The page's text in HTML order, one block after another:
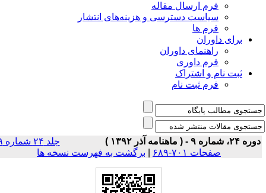
فرم ارسال مقاله
سیاست دسترسی و هزینه‌های انتشار
فرم ها
برای داوران
راهنمای داوران
فرم داوری
ثبت نام و اشتراک
فرم ثبت نام
شماره ۹ - ( ماهنامه آذر ۱۳۹۲ )
جلد ۲۴ شماره ۹
صفحات ۷۰۱-۶۸۹
| برگشت به فهرست نسخه ها